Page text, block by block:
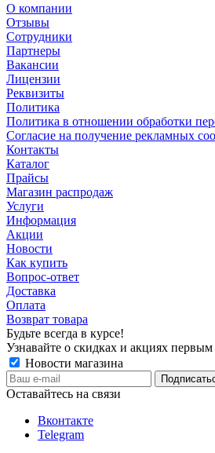
О компании
Отзывы
Сотрудники
Партнеры
Вакансии
Лицензии
Реквизиты
Политика
Политика в отношении обработки
Согласие на получение рекламных
Контакты
Каталог
Прайсы
Магазин распродаж
Услуги
Информация
Акции
Новости
Как купить
Вопрос-ответ
Доставка
Оплата
Возврат товара
Будьте всегда в курсе!
Узнавайте о скидках и акциях первым
Новости магазина
Оставайтесь на связи
Вконтакте
Telegram